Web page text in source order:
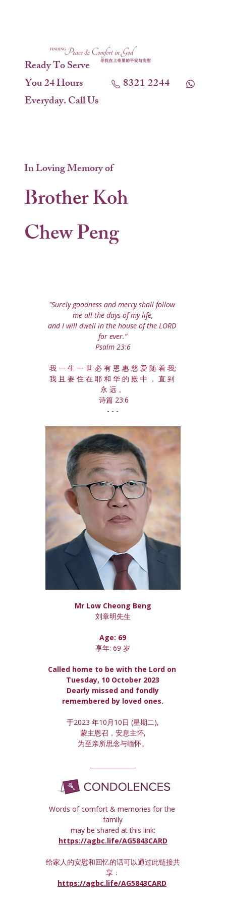
Ready To Serve
You 24 Hours
Everyday. Call Us
8321 2244
In Loving Memory of
Brother Koh
Chew Peng
"Surely goodness and mercy shall follow
me all the days of my life,
and I will dwell in the house of the LORD
for ever.”
Psalm 23:6
我 一 生 一 世 必 有 恩 惠 慈 爱 随 着 我;
我 且 要 住 在 耶 和 华 的 殿 中 ， 直 到
永 远 。
诗篇 23:6
- - -
Mr Low Cheong Beng
刘章明先生
Age: 69
享年: 69 岁
Called home to be with the Lord on
Tuesday, 10 October 2023
Dearly missed and fondly
remembered by loved ones.
于2023 年10月10日 (星期二),
蒙主恩召，安息主怀,
为至亲所思念与缅怀。
Words of comfort & memories for the
family
may be shared at this link:
https://agbc.life/AG5843CARD
给家人的安慰和回忆的话可以通过此链接共
享：
https://agbc.life/AG5843CARD